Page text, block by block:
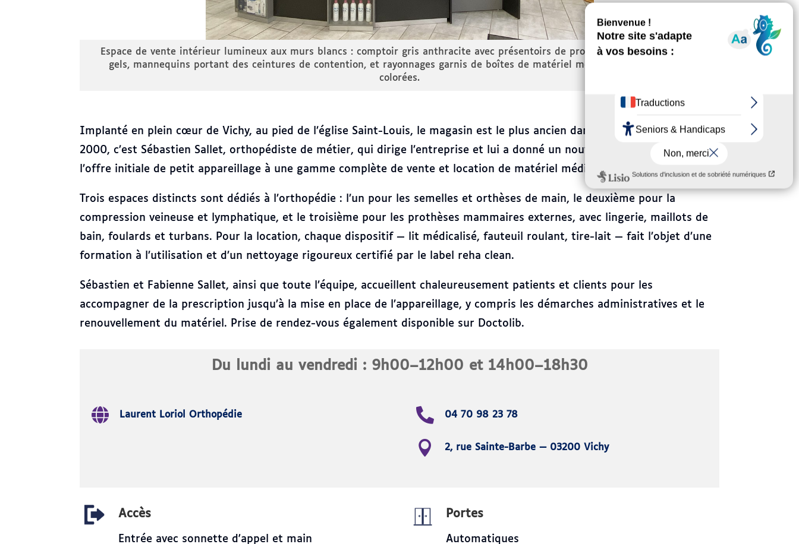
gris anthracite avec présentoirs de produits de soin, crèmes et
garnis de boîtes de matériel médical et orthopédique
Porte blanche à ouverture large donnant sur un local de stockage et de nettoyage du
personne et matelas de transfert bleu visibles, sol carrelé blanc, espace dédié à la
Implanté en plein cœur de Vichy, au pied de l’église Saint-Louis, le magasin est le plus ancien dans sa spécialité. Depuis
2000, c’est Sébastien Sallet, orthopédiste de métier, qui dirige l’entreprise et lui a donné un nouvel élan, en élargissant
l’offre initiale de petit appareillage à une gamme complète de vente et location de matériel médical et professionnel.
Trois espaces distincts sont dédiés à l’orthopédie : l’un pour les semelles et orthèses de main, le deuxième pour la
compression veineuse et lymphatique, et le troisième pour les prothèses mammaires externes, avec lingerie, maillots de
bain, foulards et turbans. Pour la location, chaque dispositif — lit médicalisé, fauteuil roulant, tire-lait — fait l’objet d’une
formation à l’utilisation et d’un nettoyage rigoureux certifié par le label reha clean.
Sébastien et Fabienne Sallet, ainsi que toute l’équipe, accueillent chaleureusement patients et clients pour les
accompagner de la prescription jusqu’à la mise en place de l’appareillage, y compris les démarches administratives et le
renouvellement du matériel. Prise de rendez-vous également disponible sur Doctolib.
Du lundi au vendredi : 9h00–12h00 et 14h00–18h30
Laurent Loriol Orthopédie 04 70 98 23 78
2, rue Sainte-Barbe — 03200 Vichy
Accès
Entrée avec sonnette d'appel et main
Portes
Automatiques